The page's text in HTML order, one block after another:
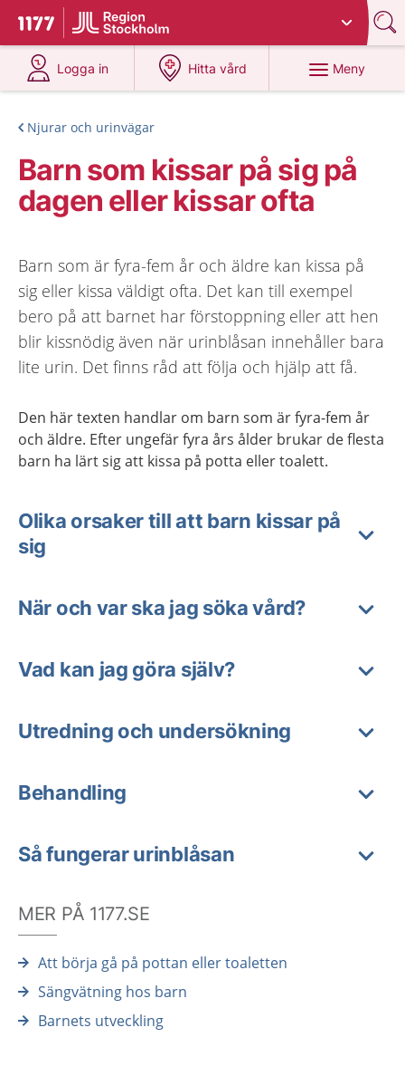
Till startsidan för 1177
Du har valt region
Logga in
på 1177.se
Hitta vård
på 1177.se
Meny
Njurar och urinvägar
Barn som kissar på sig på
dagen eller kissar ofta
Barn som är fyra-fem år och äldre kan kissa på
sig eller kissa väldigt ofta. Det kan till exempel
bero på att barnet har förstoppning eller att hen
blir kissnödig även när urinblåsan innehåller bara
lite urin. Det finns råd att följa och hjälp att få.
Den här texten handlar om barn som är fyra-fem år
och äldre. Efter ungefär fyra års ålder brukar de flesta
barn ha lärt sig att kissa på potta eller toalett.
Olika orsaker till att barn kissar på
sig
När och var ska jag söka vård?
Vad kan jag göra själv?
Utredning och undersökning
Behandling
Så fungerar urinblåsan
MER PÅ 1177.SE
Att börja gå på pottan eller toaletten
Sängvätning hos barn
Barnets utveckling